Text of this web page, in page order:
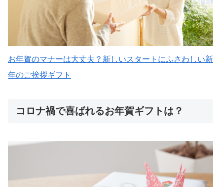
お年賀のマナーは大丈夫？新しいスタートにふさわしい新
年のご挨拶ギフト
コロナ禍で喜ばれるお年賀ギフトは？